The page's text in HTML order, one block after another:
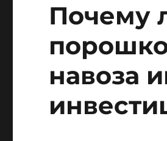
Почему
навоза